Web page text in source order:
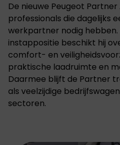
De nieuwe Peugeot
professionals die dagelijks
werkpartner nodig hebben.
instappositie beschikt hij
comfort- en
praktische laadruimte en
Daarmee blijft de Partner
als veelzijdige
sectoren.